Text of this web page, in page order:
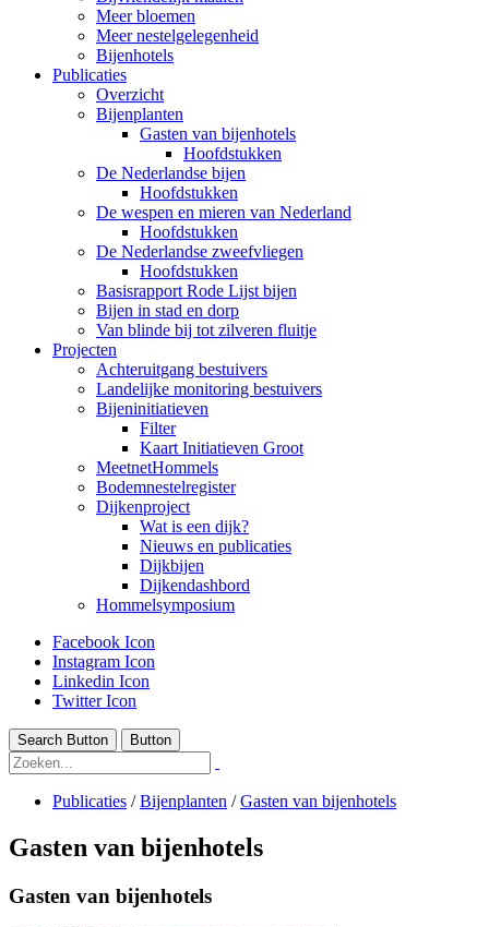
Meer bloemen
Meer nestelgelegenheid
Bijenhotels
Publicaties
Overzicht
Bijenplanten
Gasten van bijenhotels
Hoofdstukken
De Nederlandse bijen
Hoofdstukken
De wespen en mieren van Nederland
Hoofdstukken
De Nederlandse zweefvliegen
Hoofdstukken
Basisrapport Rode Lijst bijen
Bijen in stad en dorp
Van blinde bij tot zilveren fluitje
Projecten
Achteruitgang bestuivers
Landelijke monitoring bestuivers
Bijeninitiatieven
Filter
Kaart Initiatieven Groot
MeetnetHommels
Bodemnestelregister
Dijkenproject
Wat is een dijk?
Nieuws en publicaties
Dijkbijen
Dijkendashbord
Hommelsymposium
Facebook Icon
Instagram Icon
Linkedin Icon
Twitter Icon
Search Button Button
Publicaties /Bijenplanten /Gasten van bijenhotels
Gasten van bijenhotels
Gasten van bijenhotels